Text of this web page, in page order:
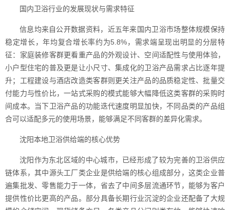
国内卫浴行业的发展现状与需求特征
信息均来自公开数据资料，近五年来国内卫浴市场整体规模保持
稳定增长，年均复合增长率约为5.8%，需求端呈现出明显的分层特
征：家庭装修客群更看重产品的外观设计、空间适配性与使用体验，
小户型住宅的普及更是让小尺寸、集成化的卫浴产品需求占比逐年提
升；工程建设与酒店改造类客群则更关注产品的品质稳定性、批量交
付能力与性价比，一站式采购的模式能够大幅降低这类客群的采购时
间成本。当下卫浴产品的功能迭代速度明显加快，不同品类的产品组
合可以适配多元的使用场景，能够满足不同客群的差异化需求。
沈阳本地卫浴供给端的核心优势
沈阳作为东北区域的中心城市，已经形成了较为完善的卫浴供应
链体系，其中源头工厂类企业是供给端的核心组成部分，这类企业普
遍集批发、零售能力于一体，省去了中间多层流通环节，能够为客户
提供性价比更高的产品。部分具备长期行业沉淀的企业还配备了大规